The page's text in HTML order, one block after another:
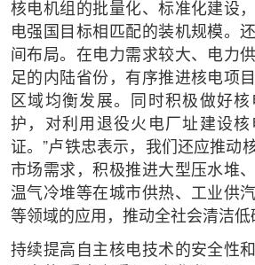
核电机组的批量化、标准化建设
电强国目标相匹配的装机规模。
间布局。在电力需求较大、电力
足的内陆省份，有序推进核电项
区域均衡发展。同时积极做好
护，对利用退役火电厂址建设
证。”卢铁忠表示，我们还应推动
市场需求，积极推进大型压水堆
温气冷堆等在城市供热、工业供
等领域的应用，推动全社会清洁低
持续提高自主核电技术的安全性